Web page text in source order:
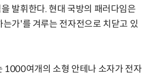
발휘한다. 현대 국방의 패러다임은
가'를 겨루는 전자전으로 치닫고 있
1000여개의 소형 안테나 소자가 전자